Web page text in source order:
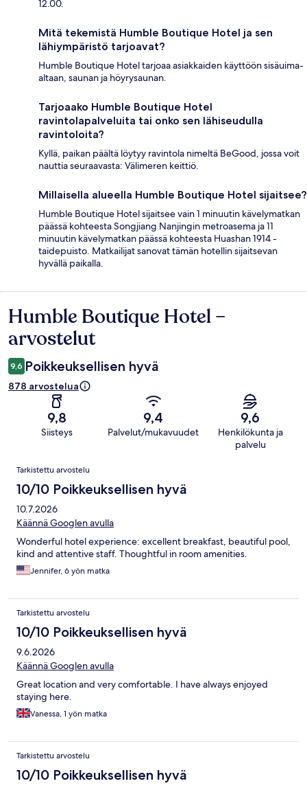
12.00.
Mitä tekemistä Humble Boutique Hotel ja sen
lähiympäristö tarjoavat?
Humble Boutique Hotel tarjoaa asiakkaiden käyttöön sisäuima-
altaan, saunan ja höyrysaunan.
Tarjoaako Humble Boutique Hotel
ravintolapalveluita tai onko sen lähiseudulla
ravintoloita?
Kyllä, paikan päältä löytyy ravintola nimeltä BeGood, jossa voit
nauttia seuraavasta: Välimeren keittiö.
Millaisella alueella Humble Boutique Hotel sijaitsee?
Humble Boutique Hotel sijaitsee vain 1 minuutin kävelymatkan
päässä kohteesta Songjiang Nanjingin metroasema ja 11
minuutin kävelymatkan päässä kohteesta Huashan 1914 -
taidepuisto. Matkailijat sanovat tämän hotellin sijaitsevan
hyvällä paikalla.
Arvostelut
Humble Boutique Hotel –
arvostelut
9,6 Poikkeuksellisen hyvä
878 arvostelua
9,8
Siisteys
9,4
Palvelut/mukavuudet
9,6
Henkilökunta ja
palvelu
Arvostelut
Tarkistettu arvostelu
10/10 Poikkeuksellisen hyvä
10.7.2026
Käännä Googlen avulla
Wonderful hotel experience: excellent breakfast, beautiful pool,
kind and attentive staff. Thoughtful in room amenities.
Jennifer, 6 yön matka
Tarkistettu arvostelu
10/10 Poikkeuksellisen hyvä
9.6.2026
Käännä Googlen avulla
Great location and very comfortable. I have always enjoyed
staying here.
Vanessa, 1 yön matka
Tarkistettu arvostelu
10/10 Poikkeuksellisen hyvä